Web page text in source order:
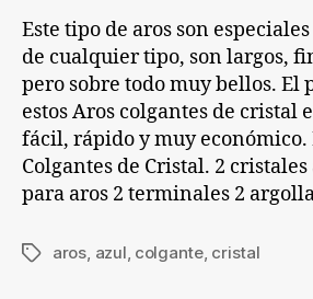
Este tipo de aros son
de cualquier tipo, son largos,
pero sobre todo muy bellos. El
estos Aros colgantes de cristal
fácil, rápido y muy
Colgantes de Cristal. 2
para aros 2 terminales 2
Etiquetas
aros azul colgante, cristal